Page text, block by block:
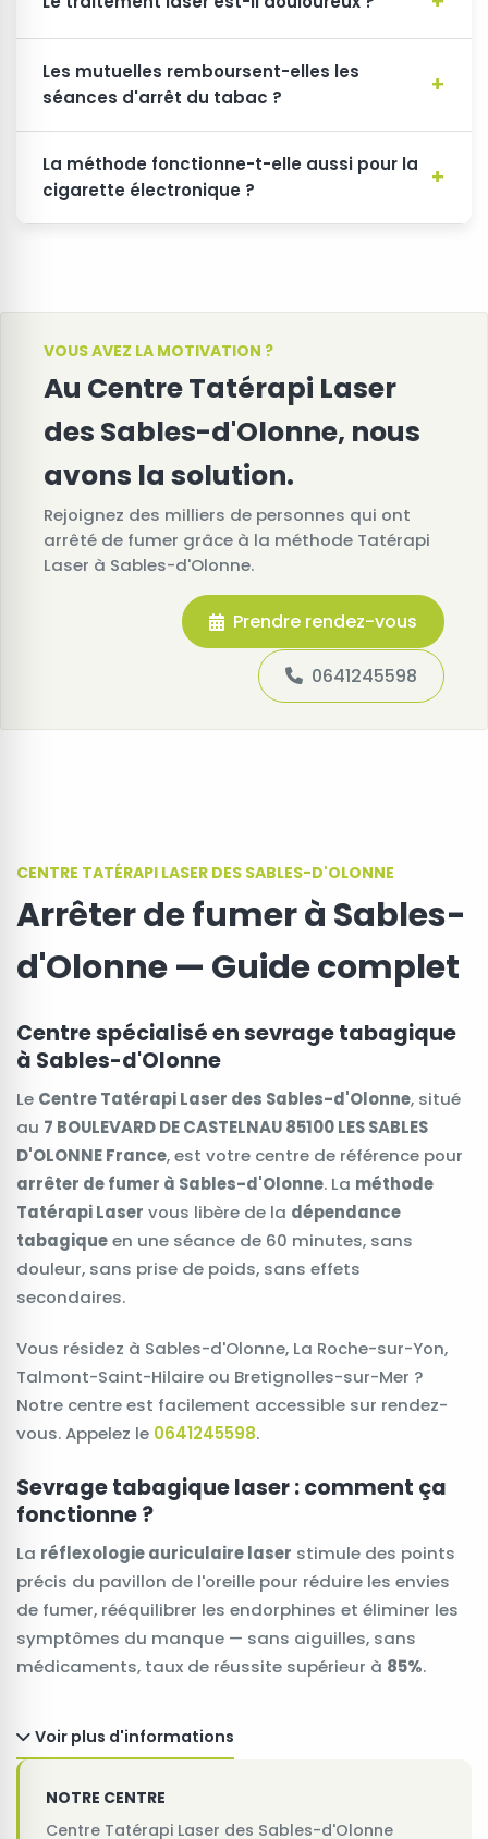
Les mutuelles remboursent-elles les
séances d'arrêt du tabac ?
La méthode fonctionne-t-elle aussi pour la
cigarette électronique ?
VOUS AVEZ LA MOTIVATION ?
Au Centre Tatérapi Laser
des Sables-d'Olonne, nous
avons la solution.
Rejoignez des milliers de personnes qui ont
arrêté de fumer grâce à la méthode Tatérapi
Laser à Sables-d'Olonne.
Prendre rendez-vous
0641245598
CENTRE TATÉRAPI LASER DES SABLES-D'OLONNE
Arrêter de fumer à Sables-
d'Olonne — Guide complet
Centre spécialisé en sevrage tabagique
à Sables-d'Olonne
Le Centre Tatérapi Laser des Sables-d'Olonne, situé
au 7 BOULEVARD DE CASTELNAU 85100 LES SABLES
D'OLONNE France, est votre centre de référence pour
arrêter de fumer à Sables-d'Olonne. La méthode
Tatérapi Laser vous libère de la dépendance
tabagiqueen une séance de 60 minutes, sans
douleur, sans prise de poids, sans effets
secondaires.
Vous résidez à Sables-d'Olonne, La Roche-sur-Yon,
Talmont-Saint-Hilaire ou Bretignolles-sur-Mer ?
Notre centre est facilement accessible sur rendez-
vous. Appelez le 0641245598.
Sevrage tabagique laser : comment ça
fonctionne ?
La réflexologie auriculaire laser stimule des points
précis du pavillon de l'oreille pour réduire les envies
de fumer, rééquilibrer les endorphines et éliminer les
symptômes du manque — sans aiguilles, sans
médicaments, taux de réussite supérieur à 85%.
Voir plus d'informations
NOTRE CENTRE
Centre Tatérapi Laser des Sables-d'Olonne